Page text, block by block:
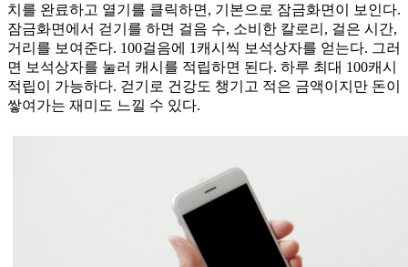
치를 완료하고 열기를 클릭하면, 기본으로 잠금화면이 보인다.
잠금화면에서 걷기를 하면 걸음 수, 소비한 칼로리, 걸은 시간,
거리를 보여준다. 100걸음에 1캐시씩 보석상자를 얻는다. 그러
면 보석상자를 눌러 캐시를 적립하면 된다. 하루 최대 100캐시
적립이 가능하다. 걷기로 건강도 챙기고 적은 금액이지만 돈이
쌓여가는 재미도 느낄 수 있다.